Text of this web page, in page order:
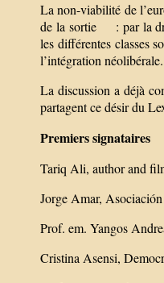
La non-viabilité de
de la sortie : par la
les différentes classes
l’intégration néolibérale.
La discussion a déjà
partagent ce désir du
Premiers signataires
Tariq Ali, author and
Jorge Amar,
Prof. em. Yangos
Cristina Asensi,